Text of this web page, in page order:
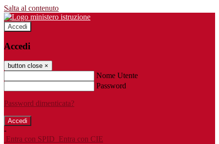
Salta al contenuto
Accedi
Accedi
button close ×
Nome Utente
Password
Password dimenticata?
-
Entra con SPID Entra con CIE